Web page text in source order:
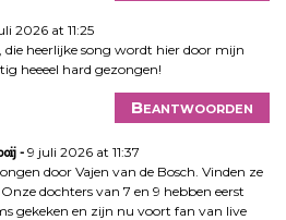
2026 at 11:25
, die heerlijke song wordt hier door mijn
heeeel hard gezongen!
Beantwoorden
9 juli 2026 at 11:37
door Vajen van de Bosch. Vinden ze
dochters van 7 en 9 hebben eerst
gekeken en zijn nu voort fan van live